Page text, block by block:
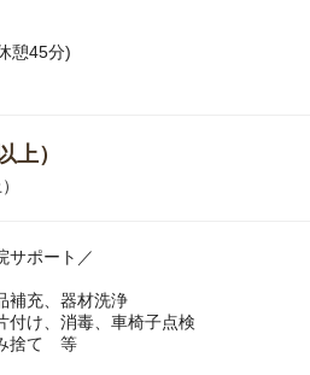
憩45分)
上）
サポート／
充、器材洗浄
け、消毒、車椅子点検
捨て 等